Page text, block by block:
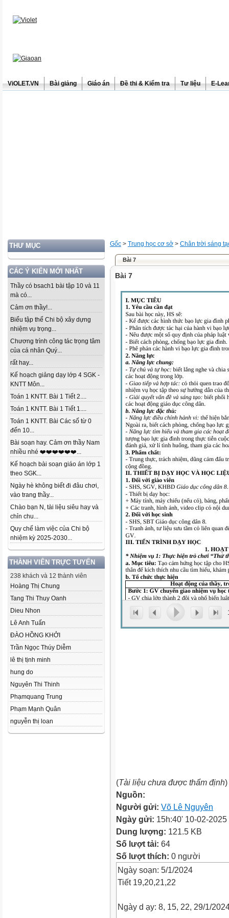
ViOLET.VN Bài giảng Giáo án Đề thi & Kiểm tra Tư liệu E-
THƯ MỤC
CÁC Ý KIẾN MỚI NHẤT
Thầy có bsach1 bài tập 10 và 11
mà có...
Cảm ơn thầy!...
Biểu tập thể Chi bộ xây dựng
nhiệm vụ trọng...
Chương trình công tác trọng tâm
của cá nhân Quý...
rất hay...
Kế hoạch giảng dạy lớp 4 SGK -
KNTT Môn...
Toán 1 KNTT. Bài 1 Tiết 2....
Toán 1 KNTT. Bài 1 Tiết 1....
Toán 1 KNTT. Bài Các số từ 0
đến 10...
Bài soạn hay. Cảm ơn thầy Nam
nhiều nhé ❤️❤️❤️❤️❤️❤️...
Kế hoạch bài soạn giáo án lớp 1
theo SGK...
Ngày hè không biết đi đâu chơi,
vào trang thầy...
Chào bạn N, tài liệu siêu hay và
chỉn chu...
Quy chế làm việc của Chi bộ
nhiệm kỳ 2025-2030...
THÀNH VIÊN TRỰC TUYẾN
238 khách và 12 thành viên
Hoàng Thị Chung
Tang Thi Thuy Oanh
Dieu Nhon
Lê Anh Tuấn
ĐÀO HỒNG KHỞI
Trần Ngọc Thúy Diễm
lê thị tịnh minh
hung do
Nguyên Thi Thinh
Phạmquang Trung
Phạm Mạnh Quân
nguyễn thị loan
Gốc > Trung học cơ sở > Chân trời sáng
Bài 7
Bài 7
(Tài liệu chưa được thẩm định)
Nguồn:
Người gửi: Võ Lê Nguyên
Ngày gửi: 15h:40' 10-02-2025
Dung lượng: 121.5 KB
Số lượt tải: 64
Số lượt thích: 0 người
Ngày soạn: 5/1/2024
Tiết 19,20,21,22
Ngày d ạy: 8, 15, 22, 29/1/